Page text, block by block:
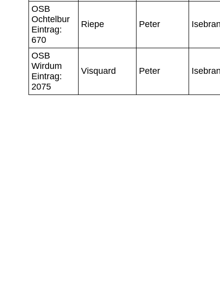
OSB
Ochtelbur
Eintrag:
670
Riepe Peter
OSB
Wirdum
Eintrag:
2075
Visquard Peter